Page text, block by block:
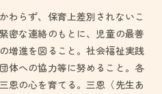
わらず、保育上差別されないこ
密な連絡のもとに、児童の最善
増進を図ること。社会福祉実践
体への協力等に努めること。各
恩の心を育てる。三恩（先生あ